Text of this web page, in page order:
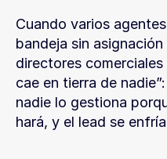
Cuando varios
bandeja sin
directores
cae en tierra de
nadie lo gestiona
hará, y el lead se